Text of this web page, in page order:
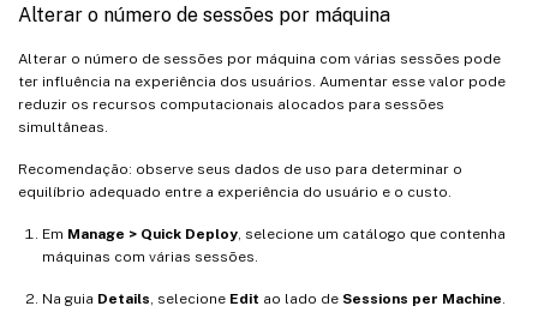
Alterar o número de sessões por máquina
Alterar o número de sessões por máquina com várias sessões pode
ter influência na experiência dos usuários. Aumentar esse valor pode
reduzir os recursos computacionais alocados para sessões
simultâneas.
Recomendação: observe seus dados de uso para determinar o
equilíbrio adequado entre a experiência do usuário e o custo.
Em Manage > Quick Deploy , selecione um catálogo que contenha
máquinas com várias sessões.
Na guia Details , selecione Edit ao lado de Sessions per Machine